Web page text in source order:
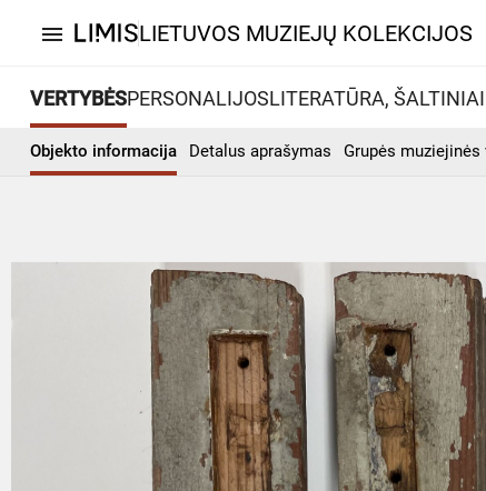
menu LIETUVOS MUZIEJŲ KOLEKCIJOS
VERTYBĖSPERSONALIJOSLITERATŪRA, ŠALTINIAI
Objekto informacija Detalus aprašymas Grupės muziejinės